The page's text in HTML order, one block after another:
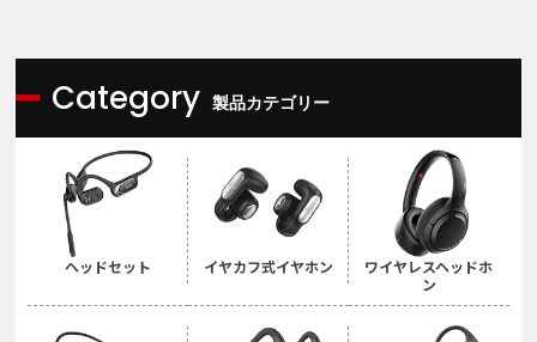
Category 製品カテゴリー
ヘッドセット イヤカフ式イヤホン
ワイヤレスヘッドホ
ン